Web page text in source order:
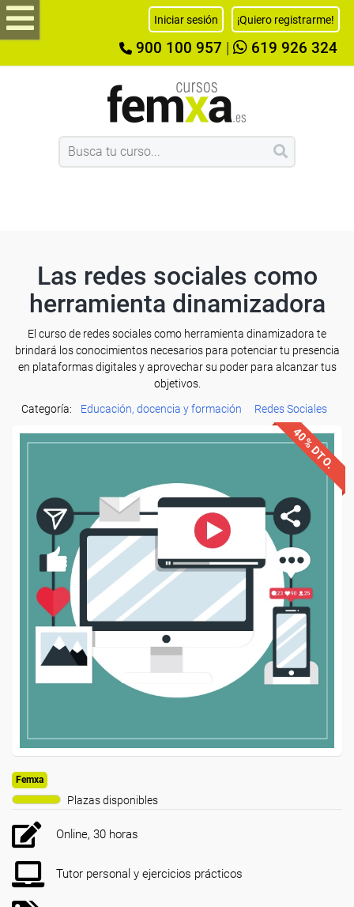
Iniciar sesión ¡Quiero registrarme!
900 100 957 619 926 324
Las redes sociales como
herramienta dinamizadora
El curso de redes sociales como herramienta dinamizadora te
brindará los conocimientos necesarios para potenciar tu presencia
en plataformas digitales y aprovechar su poder para alcanzar tus
objetivos.
Categoría:
Educación, docencia y formación Redes Sociales
40% DTO.
Femxa
Plazas disponibles
Online, 30 horas
Tutor personal y ejercicios prácticos